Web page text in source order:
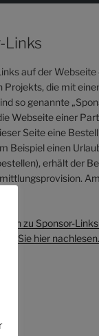
Links
auf der Webseite
die mit
so genannte
Webseite einer
Seite eine
Beispiel einen
erhält der
zu Sponsor-
Sie hier nachlesen.